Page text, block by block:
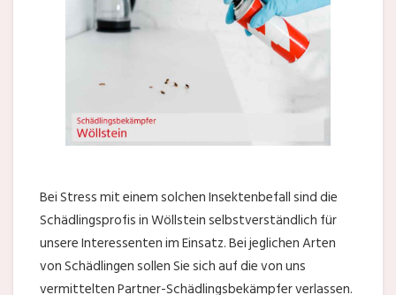
Bei Stress mit einem solchen Insektenbefall sind die
Schädlingsprofis in Wöllstein selbstverständlich für
unsere Interessenten im Einsatz. Bei jeglichen Arten
von Schädlingen sollen Sie sich auf die von uns
vermittelten Partner-Schädlingsbekämpfer verlassen.